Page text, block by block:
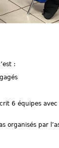
:
6 équipes
organisés par